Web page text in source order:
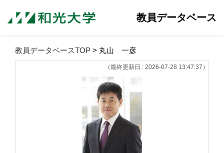
教員データベース
教員データベースTOP > 丸山 一彦
（最終更新日 : 2026-07-28 13:47:37）